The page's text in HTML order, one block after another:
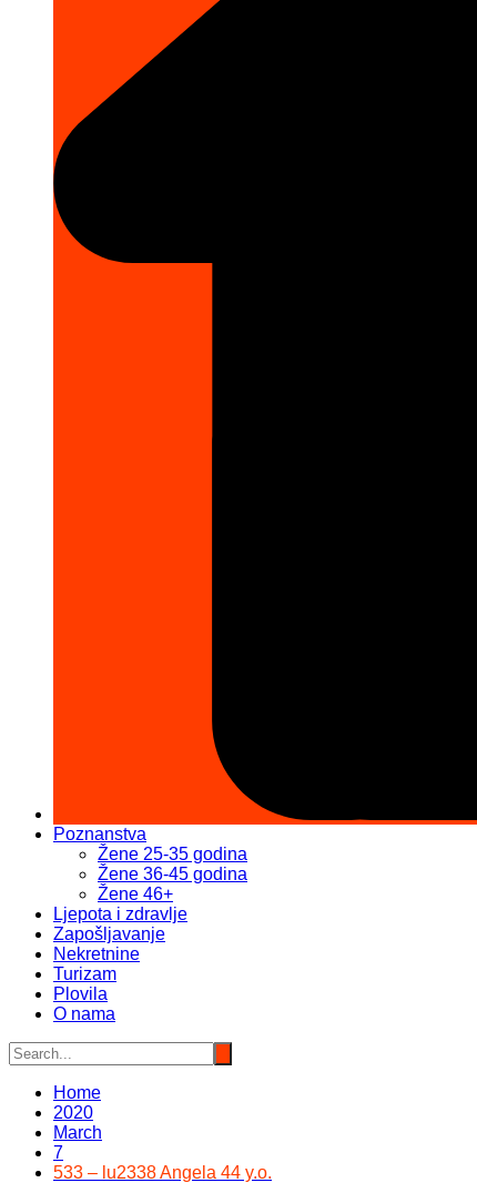
Poznanstva
Žene 25-35 godina
Žene 36-45 godina
Žene 46+
Ljepota i zdravlje
Zapošljavanje
Nekretnine
Turizam
Plovila
O nama
Home
2020
March
7
533 – lu2338 Angela 44 y.o.